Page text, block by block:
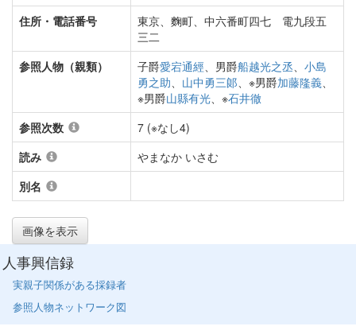
住所・電話番号
東京、麴町、中六番町四七 電九段五
三二
参照人物（親類）
子爵愛宕通經、男爵船越光之丞、 小島
勇之助、 山中勇三郞、※男爵加藤隆義、
※男爵山縣有光、※石井徹
参照次数
7 (※なし4)
読み
やまなか いさむ
別名
画像を表示
人事興信録
実親子関係がある採録者
参照人物ネットワーク図